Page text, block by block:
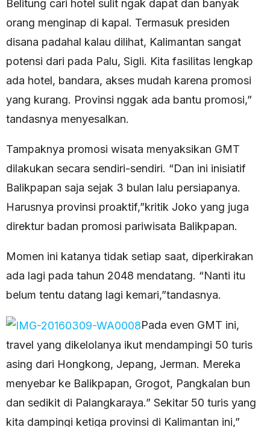
Belitung cari hotel sulit ngak dapat dan banyak
orang menginap di kapal. Termasuk presiden
disana padahal kalau dilihat, Kalimantan sangat
potensi dari pada Palu, Sigli. Kita fasilitas lengkap
ada hotel, bandara, akses mudah karena promosi
yang kurang. Provinsi nggak ada bantu promosi,”
tandasnya menyesalkan.
Tampaknya promosi wisata menyaksikan GMT
dilakukan secara sendiri-sendiri. “Dan ini inisiatif
Balikpapan saja sejak 3 bulan lalu persiapanya.
Harusnya provinsi proaktif,”kritik Joko yang juga
direktur badan promosi pariwisata Balikpapan.
Momen ini katanya tidak setiap saat, diperkirakan
ada lagi pada tahun 2048 mendatang. “Nanti itu
belum tentu datang lagi kemari,”tandasnya.
Pada even GMT ini,
travel yang dikelolanya ikut mendampingi 50 turis
asing dari Hongkong, Jepang, Jerman. Mereka
menyebar ke Balikpapan, Grogot, Pangkalan bun
dan sedikit di Palangkaraya.” Sekitar 50 turis yang
kita dampingi ketiga provinsi di Kalimantan ini,”